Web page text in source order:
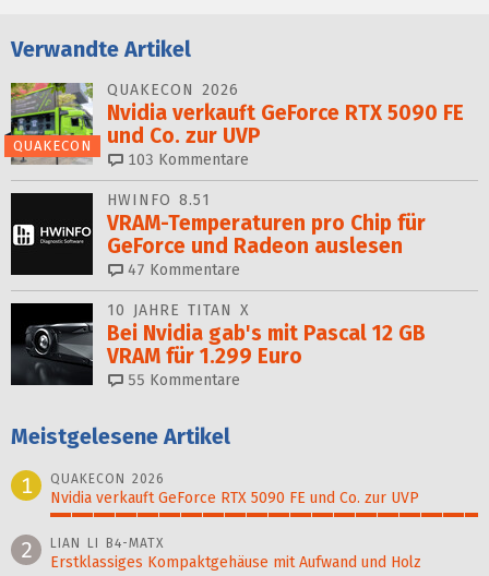
Verwandte Artikel
QUAKECON
QUAKECON 2026
Nvidia verkauft GeForce RTX 5090 FE
und Co. zur UVP
103 Kommentare
HWINFO 8.51
VRAM-Temperaturen pro Chip für
GeForce und Radeon auslesen
47 Kommentare
10 JAHRE TITAN X
Bei Nvidia gab's mit Pascal 12 GB
VRAM für 1.299 Euro
55 Kommentare
Meistgelesene Artikel
1
QUAKECON 2026
Nvidia verkauft GeForce RTX 5090 FE und Co. zur UVP
100%
2 LIAN LI B4-MATX
Erstklassiges Kompaktgehäuse mit Aufwand und Holz